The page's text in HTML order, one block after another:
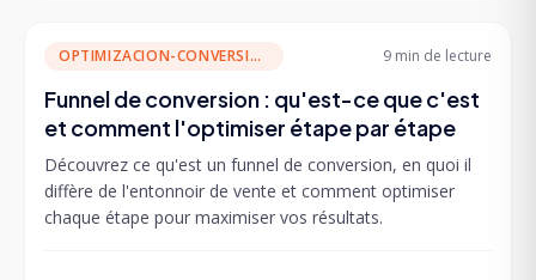
OPTIMIZACION-CONVERSION 9 min de lecture
Funnel de conversion : qu'est-ce que c'est
et comment l'optimiser étape par étape
Découvrez ce qu'est un funnel de conversion, en quoi il
diffère de l'entonnoir de vente et comment optimiser
chaque étape pour maximiser vos résultats.